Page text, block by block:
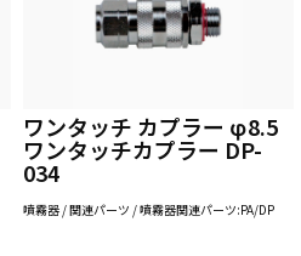
ワンタッチ カプラー φ8.5
ワンタッチカプラー DP-
034
噴霧器 / 関連パーツ / 噴霧器関連パーツ:PA/DP